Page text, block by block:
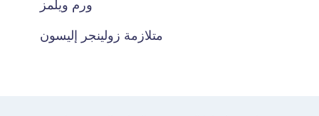
ورم ويلمز
متلازمة زولينجر إليسون